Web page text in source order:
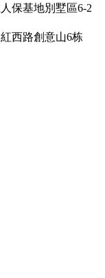
保基地別墅區6-2
西路創意山6栋